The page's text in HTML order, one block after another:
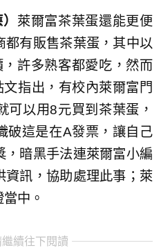
萊爾富茶葉蛋還能更便
都有販售茶葉蛋，其中以
許多熟客都愛吃，然而
指出，有校內萊爾富門
可以用8元買到茶葉蛋，
破這是在A發票，讓自己
，暗黑手法連萊爾富小編
資訊，協助處理此事；萊
中。
續往下閱讀